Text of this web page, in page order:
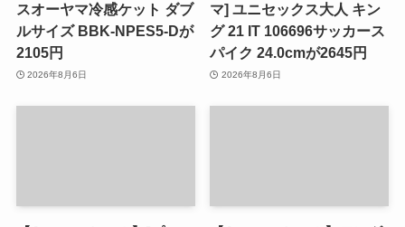
スオーヤマ冷感ケット ダブ
ルサイズ BBK-NPES5-Dが
2105円
2026年8月6日
マ] ユニセックス大人 キン
グ 21 IT 106696サッカース
パイク 24.0cmが2645円
2026年8月6日